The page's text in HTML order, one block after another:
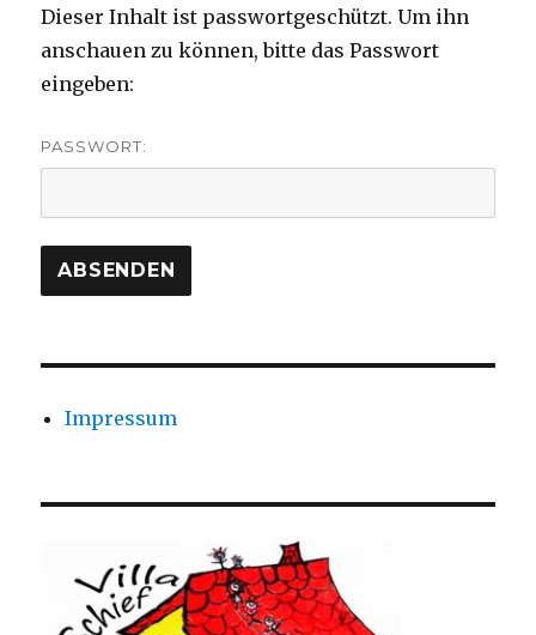
Dieser Inhalt ist passwortgeschützt. Um ihn
anschauen zu können, bitte das Passwort
eingeben:
PASSWORT:
Impressum